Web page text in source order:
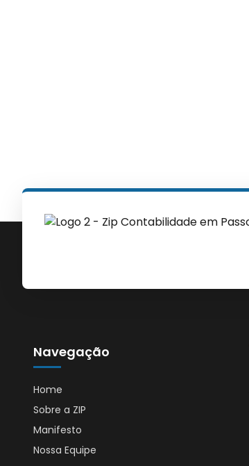
Navegação
Home
Sobre a ZIP
Manifesto
Nossa Equipe